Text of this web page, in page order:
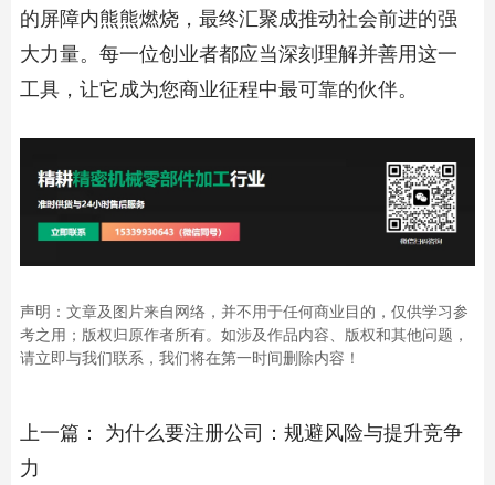
的屏障内熊熊燃烧，最终汇聚成推动社会前进的强
大力量。每一位创业者都应当深刻理解并善用这一
工具，让它成为您商业征程中最可靠的伙伴。
声明：文章及图片来自网络，并不用于任何商业目的，仅供学习参
考之用；版权归原作者所有。如涉及作品内容、版权和其他问题，
请立即与我们联系，我们将在第一时间删除内容！
上一篇： 为什么要注册公司：规避风险与提升竞争
力